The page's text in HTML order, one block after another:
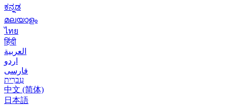
ಕನ್ನಡ
മലയാളം
ไทย
हिंदी
العربية
اردو
فارسی
עִברִית
中文 (简体)
日本語